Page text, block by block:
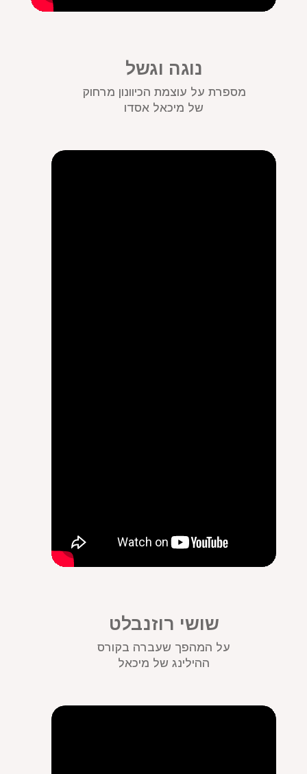
נוגה וגשל
מספרת על עוצמת הכיוונון מרחוק
של מיכאל אסדו
שושי רוזנבלט
על המהפך שעברה בקורס
ההילינג של מיכאל